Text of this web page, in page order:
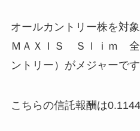
オールカントリー株を対
ＭＡＸＩＳ Ｓｌｉｍ 全
ントリー）がメジャーです
こちらの信託報酬は